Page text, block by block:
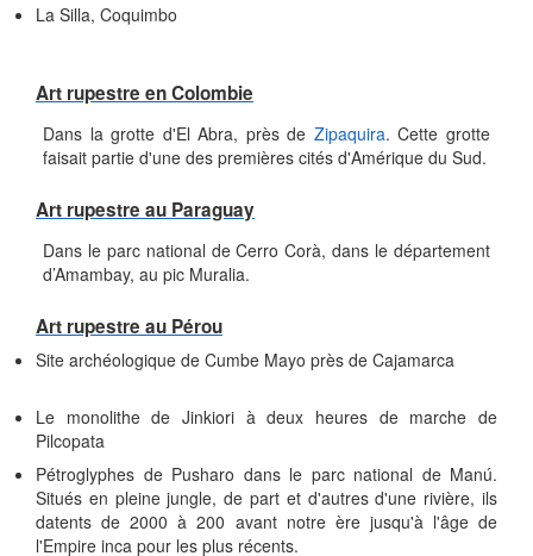
La Silla, Coquimbo
Art rupestre en Colombie
Dans la grotte d'El Abra, près de Zipaquira. Cette grotte
faisait partie d'une des premières cités d'Amérique du Sud.
Art rupestre au Paraguay
Dans le parc national de Cerro Corà, dans le département
d’Amambay, au pic Muralia.
Art rupestre au Pérou
Site archéologique de Cumbe Mayo près de Cajamarca
Le monolithe de Jinkiori à deux heures de marche de
Pilcopata
Pétroglyphes de Pusharo dans le parc national de Manú.
Situés en pleine jungle, de part et d'autres d'une rivière, ils
datents de 2000 à 200 avant notre ère jusqu'à l'âge de
l'Empire inca pour les plus récents.